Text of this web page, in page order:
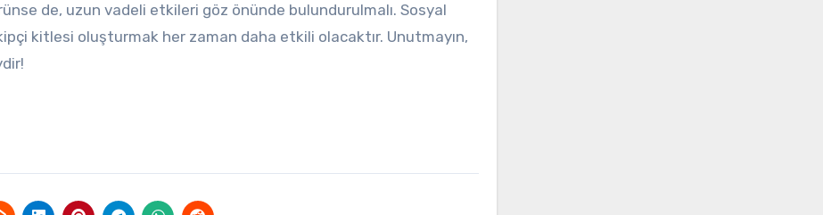
de, uzun vadeli etkileri göz önünde bulundurulmalı. Sosyal
kitlesi oluşturmak her zaman daha etkili olacaktır. Unutmayın,